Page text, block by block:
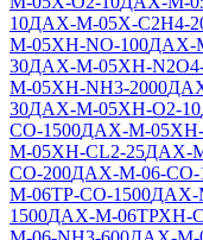
10ДАХ-М-05Х-C2H4-
М-05ХН-NO-100ДАХ-
30ДАХ-М-05ХН-
М-05ХН-NH3-2000
30ДАХ-М-05ХН-O2-10
CO-1500ДАХ-М-05ХН-
М-05ХН-CL2-25ДАХ-
СО-200ДАХ-М-06-СО-
М-06ТР-CO-1500ДАХ-
1500ДАХ-М-06ТРХН-